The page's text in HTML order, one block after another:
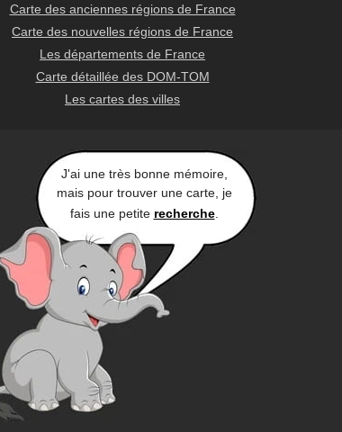
Carte des anciennes régions de France
Carte des nouvelles régions de France
Les départements de France
Carte détaillée des DOM-TOM
Les cartes des villes
J'ai une très bonne mémoire,
mais pour trouver une carte, je
fais une petite recherche.